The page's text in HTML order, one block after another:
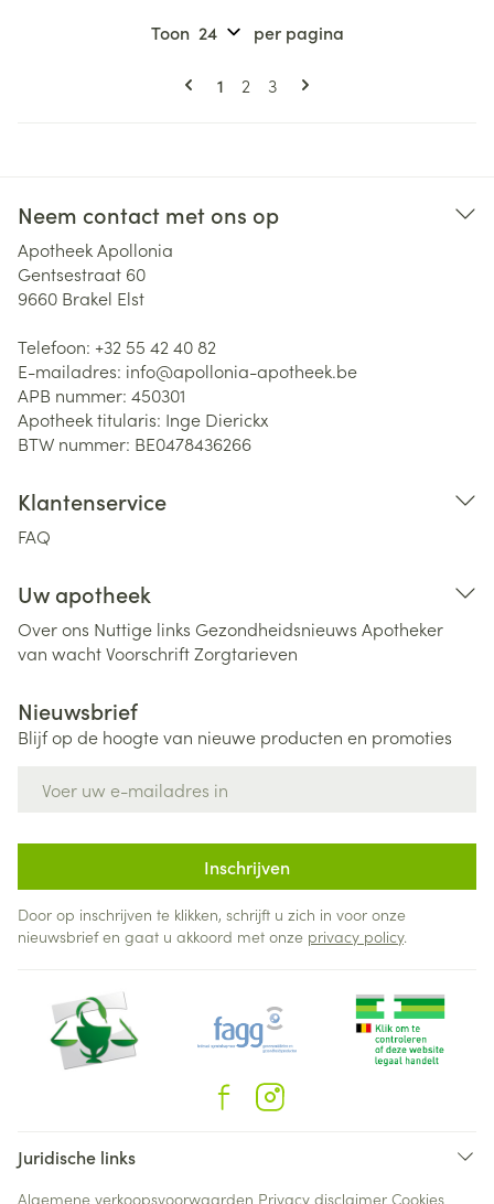
Pagina's
U lees momenteel pagina
1 Pagina
2 Pagina
3
Toon per pagina
Neem contact met ons op
Apotheek Apollonia
Gentsestraat 60
9660 Brakel Elst
Telefoon: +32 55 42 40 82
E-mailadres: info@apollonia-apotheek.be
APB nummer: 450301
Apotheek titularis: Inge Dierickx
BTW nummer: BE0478436266
Klantenservice
FAQ
Uw apotheek
Over ons Nuttige links Gezondheidsnieuws Apotheker
van wachtVoorschriftZorgtarieven
Nieuwsbrief
Blijf op de hoogte van nieuwe producten en promoties
Inschrijven
Door op inschrijven te klikken, schrijft u zich in voor onze
nieuwsbrief en gaat u akkoord met onze privacy policy.
Juridische links
Algemene verkoopsvoorwaarden Privacy disclaimer Cookies